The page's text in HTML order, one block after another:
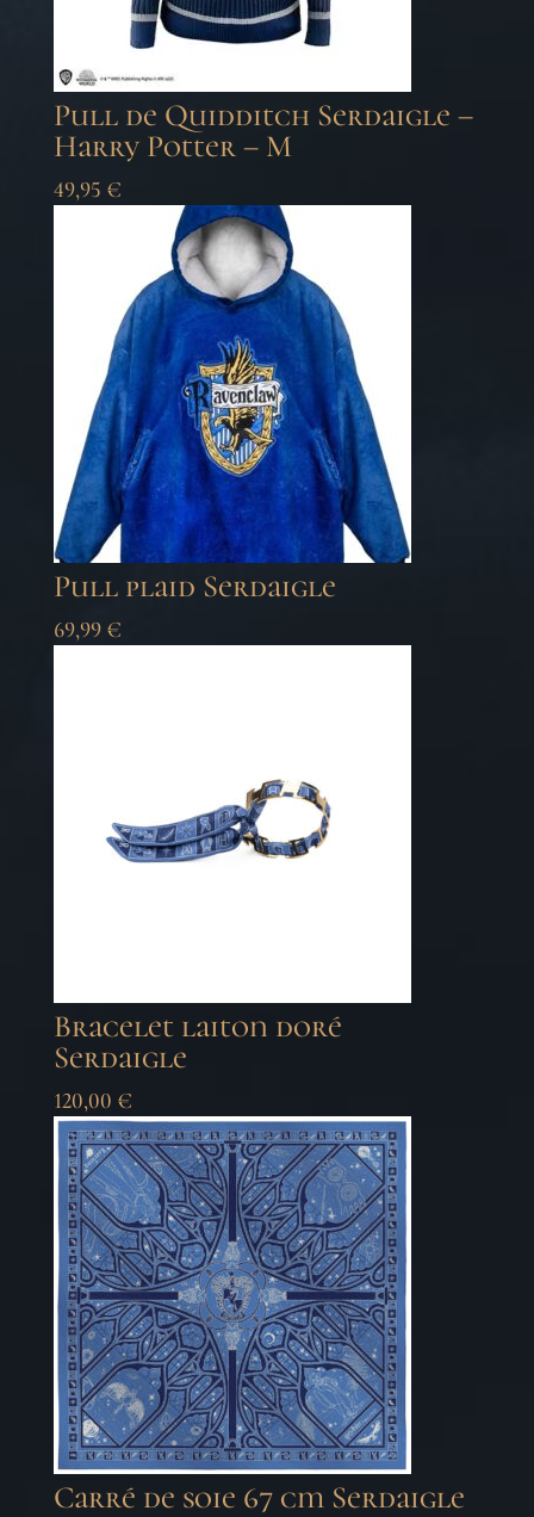
Pull de Quidditch Serdaigle –
Harry Potter – M
49,95 €
Pull plaid Serdaigle
69,99 €
Bracelet laiton doré
Serdaigle
120,00 €
Carré de soie 67 cm Serdaigle